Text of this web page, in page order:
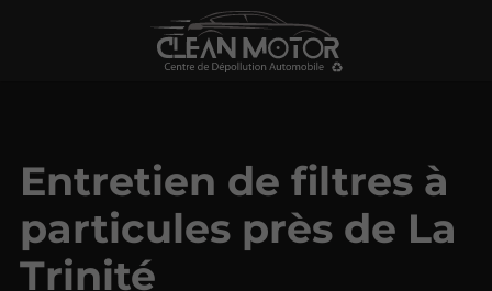
Entretien de filtres à
particules près de La
Trinité